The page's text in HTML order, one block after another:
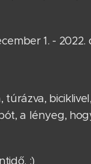
1. - 2022.
túrázva,
a lényeg,
:)